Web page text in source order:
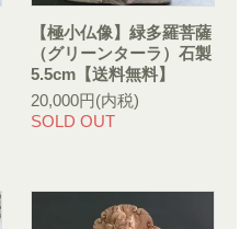
【極小仏像】緑多羅菩薩
（グリーンターラ）石製
5.5cm【送料無料】
20,000円(内税)
SOLD OUT